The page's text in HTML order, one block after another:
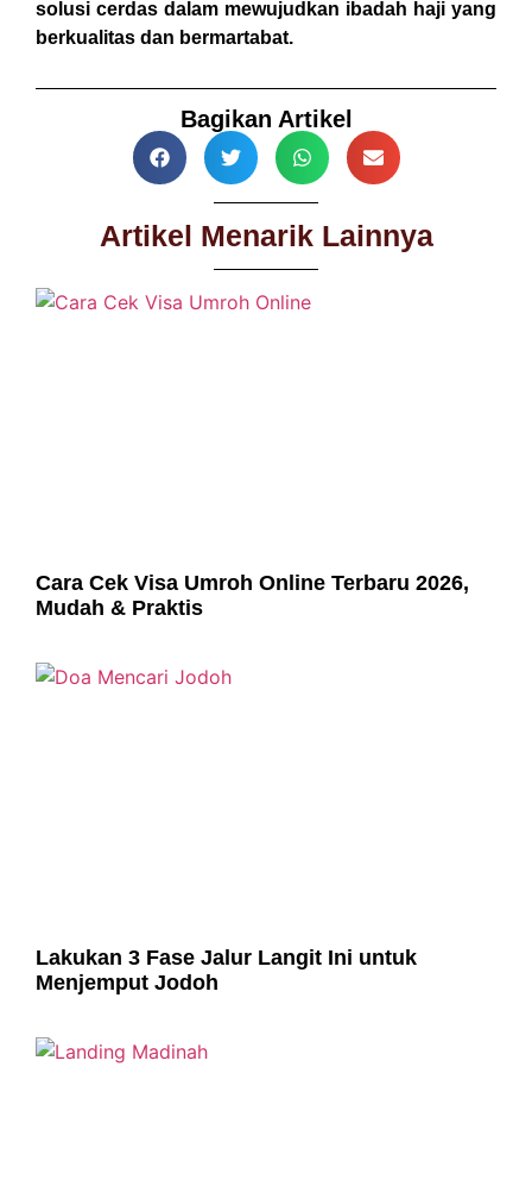
solusi cerdas dalam mewujudkan ibadah haji yang
berkualitas dan bermartabat.
Bagikan Artikel
Artikel Menarik Lainnya
Cara Cek Visa Umroh Online Terbaru 2026,
Mudah & Praktis
Lakukan 3 Fase Jalur Langit Ini untuk
Menjemput Jodoh